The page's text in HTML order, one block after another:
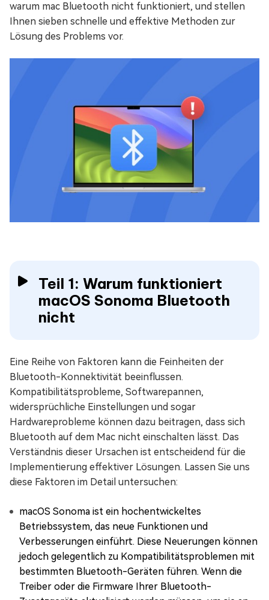
warum mac Bluetooth nicht funktioniert, und stellen
Ihnen sieben schnelle und effektive Methoden zur
Lösung des Problems vor.
Teil 1: Warum funktioniert
macOS Sonoma Bluetooth
nicht
Eine Reihe von Faktoren kann die Feinheiten der
Bluetooth-Konnektivität beeinflussen.
Kompatibilitätsprobleme, Softwarepannen,
widersprüchliche Einstellungen und sogar
Hardwareprobleme können dazu beitragen, dass sich
Bluetooth auf dem Mac nicht einschalten lässt. Das
Verständnis dieser Ursachen ist entscheidend für die
Implementierung effektiver Lösungen. Lassen Sie uns
diese Faktoren im Detail untersuchen:
macOS Sonoma ist ein hochentwickeltes
Betriebssystem, das neue Funktionen und
Verbesserungen einführt. Diese Neuerungen können
jedoch gelegentlich zu Kompatibilitätsproblemen mit
bestimmten Bluetooth-Geräten führen. Wenn die
Treiber oder die Firmware Ihrer Bluetooth-